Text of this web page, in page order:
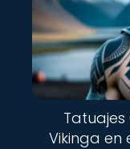
Tatuajes
Vikinga en